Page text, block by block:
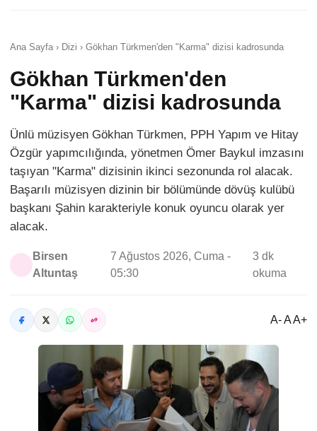
Ana Sayfa › Dizi › Gökhan Türkmen'den "Karma" dizisi kadrosunda
Gökhan Türkmen'den
"Karma" dizisi kadrosunda
Ünlü müzisyen Gökhan Türkmen, PPH Yapım ve Hitay
Özgür yapımcılığında, yönetmen Ömer Baykul imzasını
taşıyan "Karma" dizisinin ikinci sezonunda rol alacak.
Başarılı müzisyen dizinin bir bölümünde dövüş kulübü
başkanı Şahin karakteriyle konuk oyuncu olarak yer
alacak.
Birsen
Altuntaş
7 Ağustos 2026, Cuma -
05:30
3 dk
okuma
A- A A+